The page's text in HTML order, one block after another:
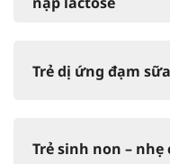
Trẻ dị ứng đạm
Trẻ sinh non – nhẹ